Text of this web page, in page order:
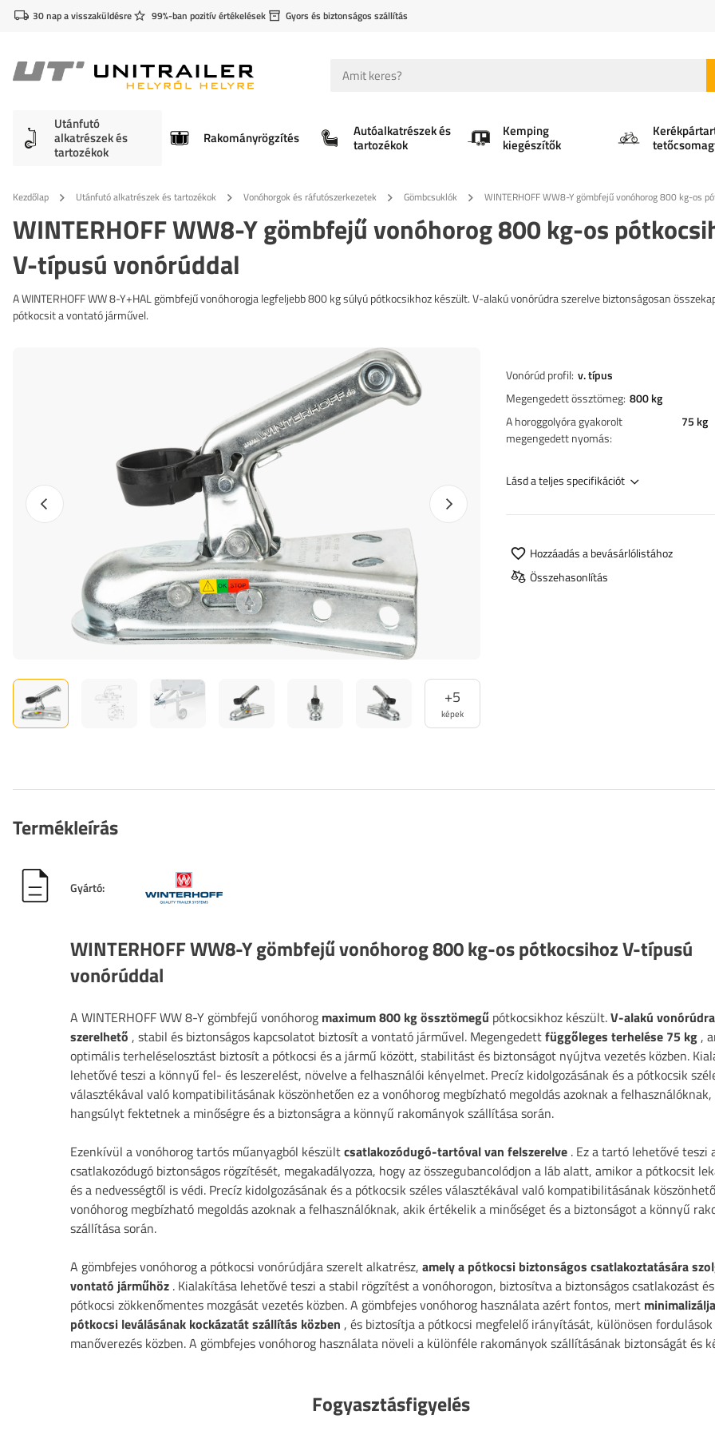
30 nap a visszaküldésre 99%-ban pozitív értékelések Gyors és biztonságos szállítás
Utánfutó
alkatrészek és
tartozékok
Rakományrögzítés Autóalkatrészek és
tartozékok
Kemping
kiegészítők
Kezdőlap Utánfutó alkatrészek és tartozékok Vonóhorgok és ráfutószerkezetek Gömbcsuklók WINTERHOFF WW8-Y gömbfejű vonóhorog 800 kg-os
WINTERHOFF WW8-Y gömbfejű vonóhorog 800 kg-os
V-típusú vonórúddal
A WINTERHOFF WW 8-Y+HAL gömbfejű vonóhorogja legfeljebb 800 kg súlyú pótkocsikhoz készült. V-alakú vonórúdra szerelve biztonságosan
pótkocsit a vontató járművel.
+5
képek
Előző fotó Következő fotó
Vonórúd profil v. típus
Megengedett össztömeg 800 kg
A horoggolyóra gyakorolt
megengedett nyomás
75 kg
Lásd a teljes specifikációt
Hozzáadás a bevásárlólistához
Összehasonlítás
Termékleírás
Gyártó:
WINTERHOFF WW8-Y gömbfejű vonóhorog 800 kg-os pótkocsihoz V-típusú
vonórúddal
A WINTERHOFF WW 8-Y gömbfejű vonóhorog maximum 800 kg össztömegű pótkocsikhoz készült.V-alakú vonórúdra
szerelhető , stabil és biztonságos kapcsolatot biztosít a vontató járművel. Megengedettfüggőleges terhelése 75 kg ,
optimális terheléselosztást biztosít a pótkocsi és a jármű között, stabilitást és biztonságot nyújtva vezetés közben.
lehetővé teszi a könnyű fel- és leszerelést, növelve a felhasználói kényelmet. Precíz kidolgozásának és a pótkocsik
választékával való kompatibilitásának köszönhetően ez a vonóhorog megbízható megoldás azoknak a
hangsúlyt fektetnek a minőségre és a biztonságra a könnyű rakományok szállítása során.
Ezenkívül a vonóhorog tartós műanyagból készültcsatlakozódugó-tartóval van felszerelve . Ez a tartó lehetővé teszi
csatlakozódugó biztonságos rögzítését, megakadályozza, hogy az összegubancolódjon a láb alatt, amikor a pótkocsit
és a nedvességtől is védi. Precíz kidolgozásának és a pótkocsik széles választékával való kompatibilitásának
vonóhorog megbízható megoldás azoknak a felhasználóknak, akik értékelik a minőséget és a biztonságot a könnyű
szállítása során.
A gömbfejes vonóhorog a pótkocsi vonórúdjára szerelt alkatrész, amely a pótkocsi biztonságos csatlakoztatására
vontató járműhöz . Kialakítása lehetővé teszi a stabil rögzítést a vonóhorogon, biztosítva a biztonságos csatlakozást
pótkocsi zökkenőmentes mozgását vezetés közben. A gömbfejes vonóhorog használata azért fontos, mert
pótkocsi leválásának kockázatát szállítás közben , és biztosítja a pótkocsi megfelelő irányítását, különösen fordulások
manőverezés közben. A gömbfejes vonóhorog használata növeli a különféle rakományok szállításának biztonságát és
Fogyasztásfigyelés